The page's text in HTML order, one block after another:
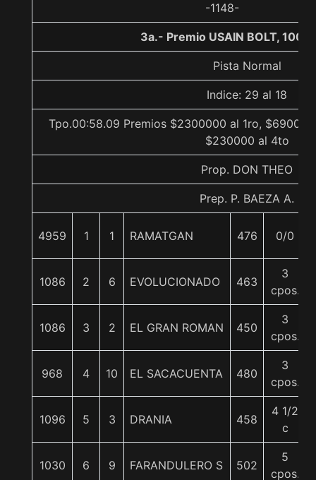
-1148-
3a.- Premio USAIN BOLT,
Pista Normal
Indice: 29 al 18
Tpo.00:58.09 Premios $2300000 al 1ro,
$230000 al 4to
Prop. DON THEO
Prep. P. BAEZA A.
4959 1 1 RAMATGAN 476 0/0
1086 2 6 EVOLUCIONADO 463
3
cpos.
1086 3 2 EL GRAN ROMAN 450
3
cpos.
968 4 10 EL SACACUENTA 480
3
cpos.
1096 5 3 DRANIA 458
4 1/2
c
1030 6 9 FARANDULERO S 502
5
cpos.